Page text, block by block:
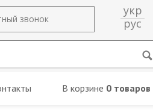
звонок
укр
рус
В корзине 0 товаров